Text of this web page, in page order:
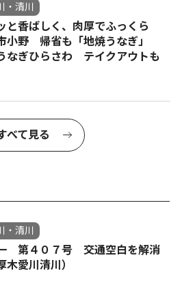
・清川
と香ばしく、肉厚でふっくら
野 帰省も「地焼うなぎ」
ぎひらさわ テイクアウトも
べて見る
・清川
第４０７号 交通空白を解消
愛川清川）